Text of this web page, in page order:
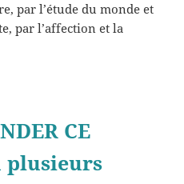
par l’étude du monde et
par l’affection et la
CE
plusieurs